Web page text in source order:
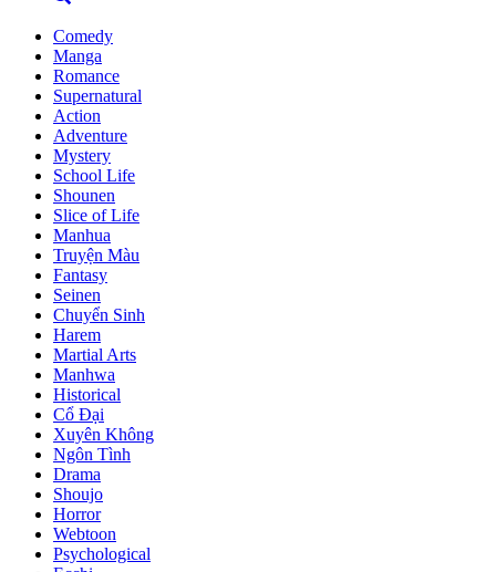
Comedy
Manga
Romance
Supernatural
Action
Adventure
Mystery
School Life
Shounen
Slice of Life
Manhua
Truyện Màu
Fantasy
Seinen
Chuyển Sinh
Harem
Martial Arts
Manhwa
Historical
Cổ Đại
Xuyên Không
Ngôn Tình
Drama
Shoujo
Horror
Webtoon
Psychological